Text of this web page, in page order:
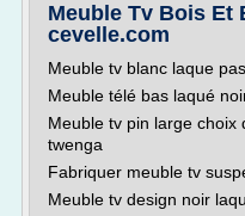
Meuble Tv Bois Et
cevelle.com
Meuble tv blanc laque
Meuble télé bas laqué
Meuble tv pin large
twenga
Fabriquer meuble tv
Meuble tv design noir